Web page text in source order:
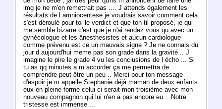
img je ne m'en remettrait pas .... J attends également les
résultats de l amniocentese je voudrais savoir comment cela
s'est déroulé pour toi le verdict et que ton til proposé, je qui
me semble bizarre c'est que je n'ai rendez vous qu avec un
gynécologue et les ânesthesistes et aucun cardiologue
comme prévenu est ce un mauvais signe ? Je ne connais du
jour d aujourd'hui meme pas son grade dans la gravité .. J
imagine le pire le grade 4 vu les conclusions de l écho ... Si
tu as qq minutes a m accorder ça me permettra de
comprendre peut être un peu .. Merci pour ton message
d'espoir je m appelle Stephanie déjà maman de deux enfants
eux en pleine forme celui ci serait mon troisième avec mon
nouveau compagnon qui lui n'en a pas encore eu .. Notre
tristesse est immense ...